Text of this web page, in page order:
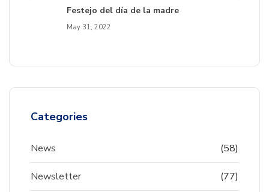
Festejo del día de la madre
May 31, 2022
Categories
News (58)
Newsletter (77)